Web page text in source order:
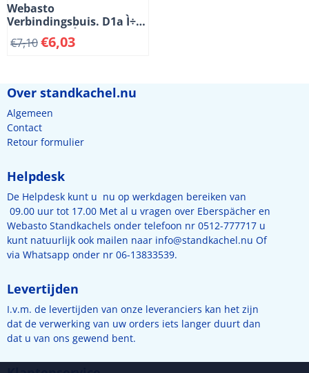
Webasto
Verbindingsbuis. D1a Ì÷
17 mm, D2a Ì÷ 20 mm.
Lengte 63 mm. Kunststof.
€7,10€6,03
Over standkachel.nu
Algemeen
Contact
Retour formulier
Helpdesk
De Helpdesk kunt u nu op werkdagen bereiken van
09.00 uur tot 17.00 Met al u vragen over Eberspächer en
Webasto Standkachels onder telefoon nr 0512-777717 u
kunt natuurlijk ook mailen naar info@standkachel.nu Of
via Whatsapp onder nr 06-13833539.
Levertijden
I.v.m. de levertijden van onze leveranciers kan het zijn
dat de verwerking van uw orders iets langer duurt dan
dat u van ons gewend bent.